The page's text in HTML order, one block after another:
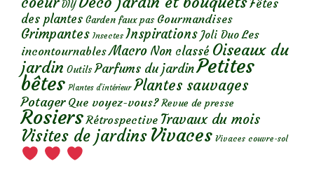
DIY
Fêtes
des plantes Garden faux pas Gourmandises
Grimpantes Insectes Inspirations Joli Duo Les
incontournables Macro Non classé Oiseaux du
jardin Outils Parfums du jardinPetites
bêtes Plantes d’intérieur Plantes sauvages
Potager Que voyez-vous? Revue de presse
Rosiers Rétrospective Travaux du mois
Visites de jardins Vivaces Vivaces couvre-sol